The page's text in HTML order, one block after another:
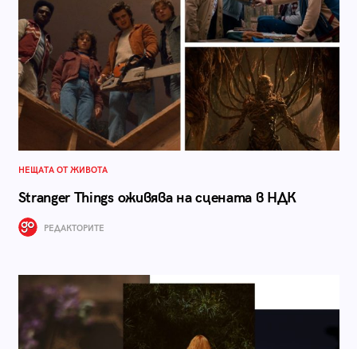
НЕЩАТА ОТ ЖИВОТА
Stranger Things оживява на сцената в НДК
РЕДАКТОРИТЕ